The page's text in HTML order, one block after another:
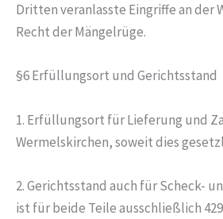
Dritten veranlasste Eingriffe an der
Recht der Mängelrüge.
§6 Erfüllungsort und Gerichtsstand
1. Erfüllungsort für Lieferung und
Wermelskirchen, soweit dies
2. Gerichtsstand auch für Scheck-
ist für beide Teile ausschließlich